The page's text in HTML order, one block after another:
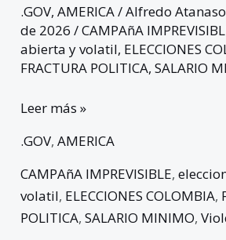
.GOV,AMERICA/Alfredo
de 2026/CAMPAñA
abierta y volatil, ELECCIONES
FRACTURA POLITICA,SALARIO
Leer más »
.GOV,AMERICA
CAMPAñA IMPREVISIBLE,
volatil, ELECCIONES COLOMBIA,
POLITICA,SALARIO MINIMO,